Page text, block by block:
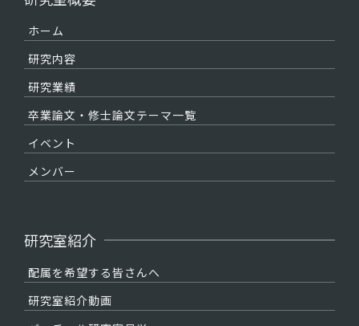
ホーム
研究内容
研究業績
卒業論文・修士論文テーマ一覧
イベント
メンバー
研究室紹介
配属を希望する皆さんへ
研究室紹介動画